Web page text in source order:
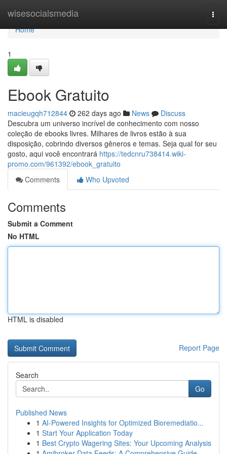
wisesocialsmedia
Home
Home
1
Ebook Gratuito
macieugqh712844 262 days ago News
Discuss
Descubra um universo incrível de conhecimento com nosso
coleção de ebooks livres. Milhares de livros estão à sua
disposição, cobrindo diversos gêneros e temas. Seja qual for seu
gosto, aqui você encontrará https://tedcnru738414.wiki-
promo.com/961392/ebook_gratuito
Comments
Who Upvoted
Comments
Submit a Comment
No HTML
HTML is disabled
Report Page
Search
Go
Published News
1 AI-Powered Insights for Optimized Bioremediatio...
1 Start Your Application Today
1 Best Crypto Wagering Sites: Your Upcoming Analysis